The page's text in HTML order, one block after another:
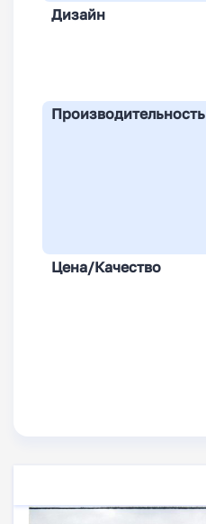
Дизайн
Производительность
Цена/Качество